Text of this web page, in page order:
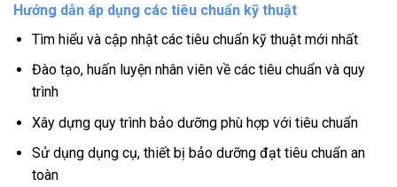
Hướng dẫn áp dụng các tiêu chuẩn kỹ thuật
Tìm hiểu và cập nhật các tiêu chuẩn kỹ thuật mới nhất
Đào tạo, huấn luyện nhân viên về các tiêu chuẩn và quy
trình
Xây dựng quy trình bảo dưỡng phù hợp với tiêu chuẩn
Sử dụng dụng cụ, thiết bị bảo dưỡng đạt tiêu chuẩn an
toàn